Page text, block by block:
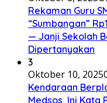
Rekaman Guru
“Sumbangan”
— Janji Sekolah
Dipertanyakan
3
Oktober 10, 2025
Kendaraan
Medsos, Ini Kata